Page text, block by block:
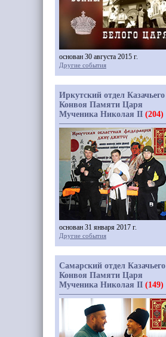
основан 30 августа 2015 г.
Другие события
Иркутский отдел Казачьего
Конвоя Памяти Царя
Мученика Николая II (204)
основан 31 января 2017 г.
Другие события
Самарский отдел Казачьего
Конвоя Памяти Царя
Мученика Николая II (149)